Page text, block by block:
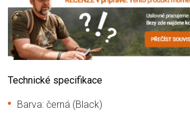
Technické specifikace
Barva: černá (Black)